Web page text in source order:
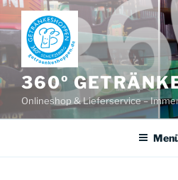
Zum
Inhalt
springen
360º
Onlineshop & Lieferservice –